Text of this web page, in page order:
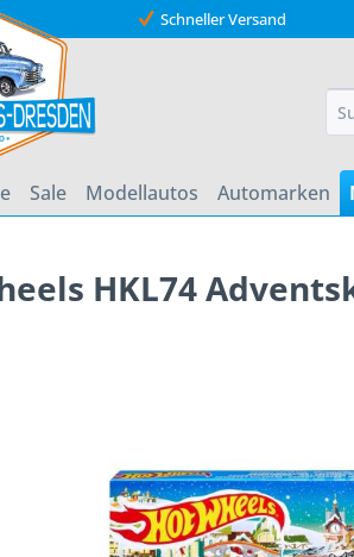
Schneller Versand
Sale Modellautos Automarken
HKL74